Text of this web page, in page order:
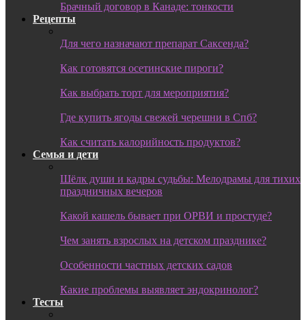
Брачный договор в Канаде: тонкости
Рецепты
Для чего назначают препарат Саксенда?
Как готовятся осетинские пироги?
Как выбрать торт для мероприятия?
Где купить ягоды свежей черешни в Спб?
Как считать калорийность продуктов?
Семья и дети
Шёлк души и кадры судьбы: Мелодрамы для тихих
праздничных вечеров
Какой кашель бывает при ОРВИ и простуде?
Чем занять взрослых на детском празднике?
Особенности частных детских садов
Какие проблемы выявляет эндокринолог?
Тесты